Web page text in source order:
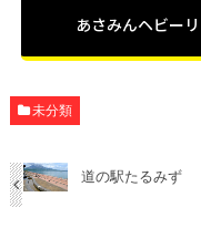
あさみんヘビー
未分類
道の駅たるみず